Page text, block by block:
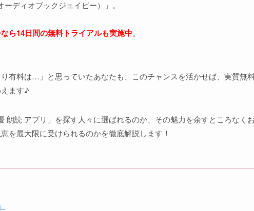
ディオブックジェイピー）」。
ら14日間の無料トライアルも実施中。
有料は…」と思っていたあなたも、このチャンスを活かせば、実質無
ます♪
朗読 アプリ」を探す人々に選ばれるのか、その魅力を余すところなく
を最大限に受けられるのかを徹底解説します！